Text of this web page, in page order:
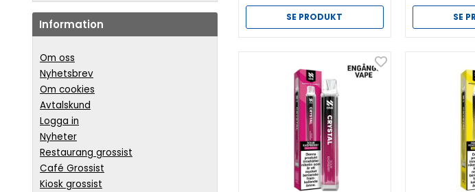
Information
Om oss
Nyhetsbrev
Om cookies
Avtalskund
Logga in
Nyheter
Restaurang grossist
Café Grossist
Kiosk grossist
SE PRODUKT SE